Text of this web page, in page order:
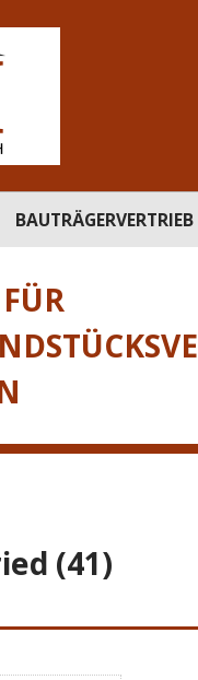
BAUTRÄGERVERTRIEB
(41)